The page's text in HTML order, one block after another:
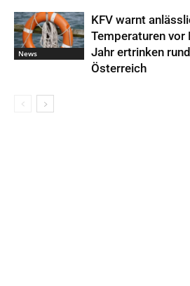
News
KFV warnt
Temperaturen vor
Jahr ertrinken
Österreich